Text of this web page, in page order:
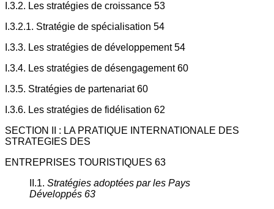
I.3.2. Les stratégies de croissance 53
I.3.2.1. Stratégie de spécialisation 54
I.3.3. Les stratégies de développement 54
I.3.4. Les stratégies de désengagement 60
I.3.5. Stratégies de partenariat 60
I.3.6. Les stratégies de fidélisation 62
SECTION II : LA PRATIQUE INTERNATIONALE DES
STRATEGIES DES
ENTREPRISES TOURISTIQUES 63
II.1. Stratégies adoptées par les Pays
Développés 63